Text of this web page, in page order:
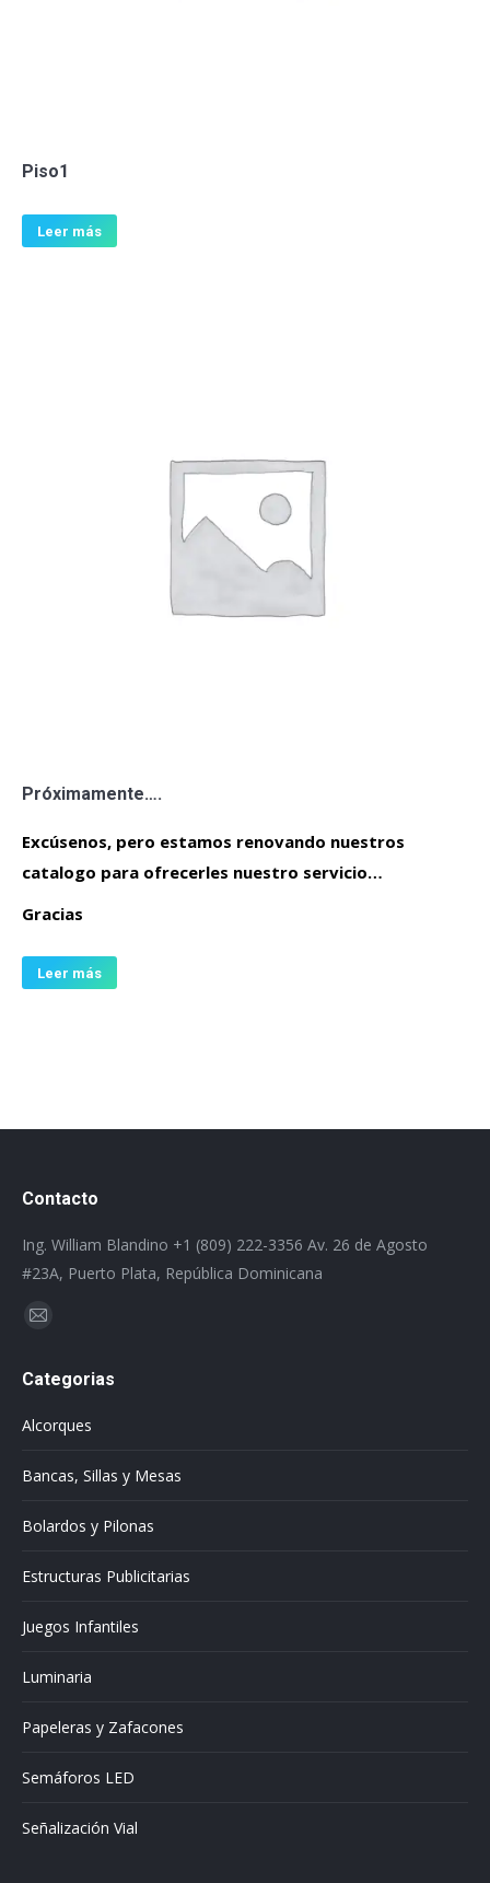
Piso1
Leer más
Próximamente….
Excúsenos, pero estamos renovando nuestros
catalogo para ofrecerles nuestro servicio…
Gracias
Leer más
Contacto
Ing. William Blandino +1 (809) 222-3356 Av. 26 de Agosto
#23A, Puerto Plata, República Dominicana
Encuéntranos en:
Mail
opens
new
window
Categorias
Alcorques
Bancas, Sillas y Mesas
Bolardos y Pilonas
Estructuras Publicitarias
Juegos Infantiles
Luminaria
Papeleras y Zafacones
Semáforos LED
Señalización Vial